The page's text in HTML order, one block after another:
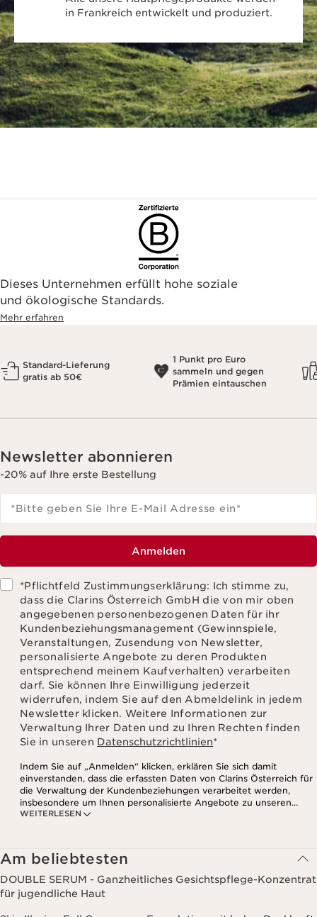
in Frankreich entwickelt und produziert.
Dieses Unternehmen erfüllt hohe soziale
und ökologische Standards.
Mehr erfahren
Standard-Lieferung
gratis ab 50€
1 Punkt pro Euro
sammeln und gegen
Prämien eintauschen
Newsletter abonnieren
-20% auf Ihre erste Bestellung
*Bitte geben Sie Ihre E-Mail Adresse ein*
Anmelden
*Pflichtfeld Zustimmungserklärung: Ich stimme zu,
dass die Clarins Österreich GmbH die von mir oben
angegebenen personenbezogenen Daten für ihr
Kundenbeziehungsmanagement (Gewinnspiele,
Veranstaltungen, Zusendung von Newsletter,
personalisierte Angebote zu deren Produkten
entsprechend meinem Kaufverhalten) verarbeiten
darf. Sie können Ihre Einwilligung jederzeit
widerrufen, indem Sie auf den Abmeldelink in jedem
Newsletter klicken. Weitere Informationen zur
Verwaltung Ihrer Daten und zu Ihren Rechten finden
Sie in unseren Datenschutzrichtlinien*
WEITERLESEN
Indem Sie auf „Anmelden“ klicken, erklären Sie sich damit
einverstanden, dass die erfassten Daten von Clarins Österreich für
die Verwaltung der Kundenbeziehungen verarbeitet werden,
insbesondere um Ihnen personalisierte Angebote zu unseren
Produkten und Dienstleistungen entsprechend Ihrem
Websites Dritter, sowie für analytische Zwecke.
Am beliebtesten
DOUBLE SERUM - Ganzheitliches Gesichtspflege-Konzentrat
für jugendliche Haut